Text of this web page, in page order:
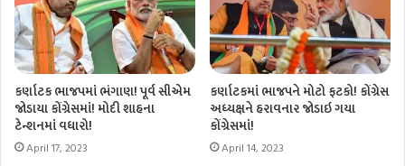
કર્ણાટક ભાજપમાં ભંગાણ! પૂર્વ સીએમ
જોડાયા કોંગ્રેસમાં! મોદી શાહના
ટેન્શનમાં વધારો!
April 17, 2023
કર્ણાટકમાં ભાજપને મોટો ફટકો! કોંગ્રેસ
અધ્યક્ષને હરાવનાર જોડાઇ ગયા
કોંગ્રેસમાં!
April 14, 2023